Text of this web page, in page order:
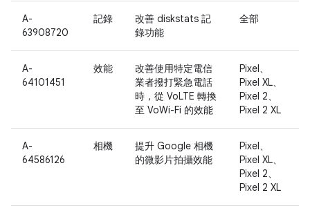
A-
63908720
記錄
改善 diskstats 記
錄功能
全部
A-
64101451
效能
改善使用特定電信
業者撥打緊急電話
時，從 VoLTE 轉換
至 VoWi-Fi 的效能
Pixel、
Pixel XL、
Pixel 2、
Pixel 2 XL
A-
64586126
相機
提升 Google 相機
的微影片拍攝效能
Pixel、
Pixel XL、
Pixel 2、
Pixel 2 XL